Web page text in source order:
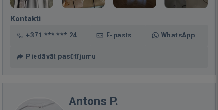
Kontakti
+371 *** *** 24 E-pasts WhatsApp
Piedāvāt pasūtījumu
Antons P.